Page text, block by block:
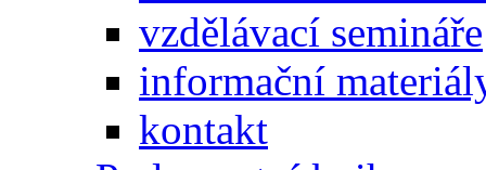
vzdělávací semináře
informační
kontakt